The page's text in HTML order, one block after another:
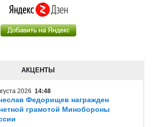
АКЦЕНТЫ
2026 14:48
Федорищев награжден
грамотой Минобороны